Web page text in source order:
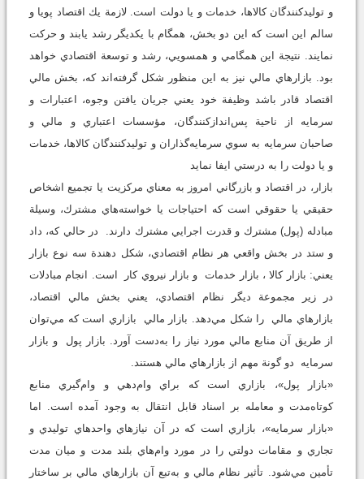
و توليدكنندگان كالاها، خدمات و يا دولت است. لازمة يك اقتصاد پويا و
سالم اين است كه اين دو بخش، همگام با يكديگر رشد يابند و حركت
نمايند. نتيجة اين همگامي و همسويي، رشد و توسعة اقتصادي خواهد
بود. بازارهاي مالي نيز به اين ‌منظور شكل گرفته‌اند ‌كه، بخش مالي
اقتصاد قادر باشد وظيفة خود يعني جريان يافتن وجوه، اعتبارات و
سرمايه از ناحية پس‌اندازكنندگان، مؤسسات اعتباري و مالي و
صاحبان سرمايه به سوي سرمايه‌گذاران و توليدكنندگان كالاها، خدمات
و يا دولت را به درستي ايفا نمايد
بازار، در اقتصاد و بازرگاني امروز به معناي مركزيت يا تجميع اشخاص
حقيقي يا حقوقي است كه احتياجات يا خواسته‌هاي مشترك، وسيلة
مبادله (پول) مشترك و قدرت اجرايي مشترك دارند. در حالي كه، داد
و ستد در بخش واقعي هر نظام اقتصادي، شكل دهندة سه نوع بازار
يعني: بازار كالا ، بازار خدمات و بازار نيروي كار است. انجام مبادلات
در زير مجموعة ديگر نظام اقتصادي، يعني بخش مالي اقتصاد،
بازارهاي مالي را شكل مي‌دهد. بازار مالي بازاري است كه مي‌توان
از طريق آن منابع مالي مورد نياز را به‌دست آورد. بازار پول و بازار
سرمايه دو گونة مهم از بازارهاي مالي هستند.
«بازار پول»، بازاري است كه براي وام‌دهي و وام‌گيري منابع
كوتاه‌مدت و معامله بر اسناد قابل انتقال به وجود آمده است. اما
«بازار سرمايه»، بازاري است كه در آن نيازهاي واحدهاي توليدي و
تجاري و مقامات دولتي را در مورد وام‌هاي بلند مدت و ميان مدت
تأمين مي‌شود. تأثير نظام مالي و به‌تبع آن بازارهاي مالي بر ساختار